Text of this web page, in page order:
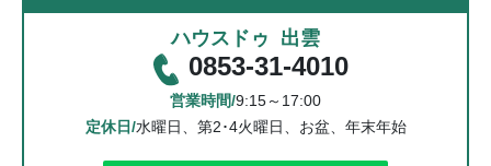
ハウスドゥ 出雲
0853-31-4010
営業時間/9:15～17:00
定休日/水曜日、第2･4火曜日、お盆、年末年始